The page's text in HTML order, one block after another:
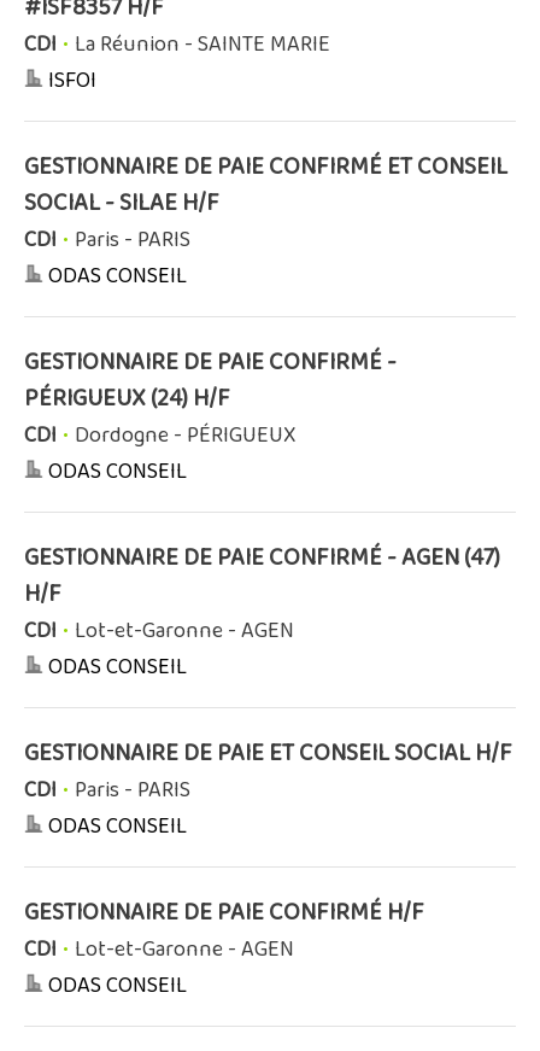
#ISF8357 H/F
CDI • La Réunion - SAINTE MARIE
ISFOI
GESTIONNAIRE DE PAIE CONFIRMÉ ET CONSEIL
SOCIAL - SILAE H/F
CDI • Paris - PARIS
ODAS CONSEIL
GESTIONNAIRE DE PAIE CONFIRMÉ -
PÉRIGUEUX (24) H/F
CDI • Dordogne - PÉRIGUEUX
ODAS CONSEIL
GESTIONNAIRE DE PAIE CONFIRMÉ - AGEN (47)
H/F
CDI • Lot-et-Garonne - AGEN
ODAS CONSEIL
GESTIONNAIRE DE PAIE ET CONSEIL SOCIAL H/F
CDI • Paris - PARIS
ODAS CONSEIL
GESTIONNAIRE DE PAIE CONFIRMÉ H/F
CDI • Lot-et-Garonne - AGEN
ODAS CONSEIL